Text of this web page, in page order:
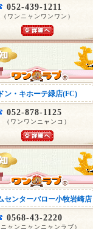
052-439-1211
（ワンニャンワンワン）
ドン・キホーテ緑店(FC)
052-878-1125
（ワンワンニャンコ）
センターバロー小牧岩崎店
0568-43-2220
ニャンニャンニャンラブ）